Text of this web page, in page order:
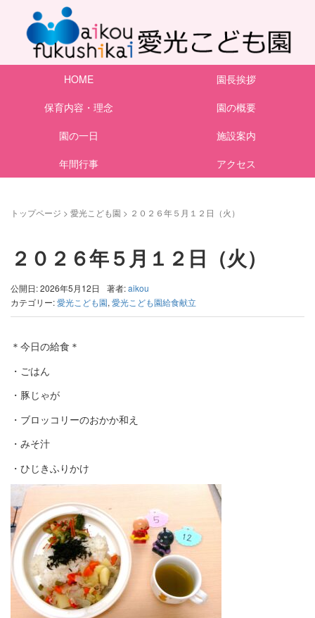
HOME
園長挨拶
保育内容・理念
園の概要
園の一日
施設案内
年間行事
アクセス
トップページ > 愛光こども園 > ２０２６年５月１２日（火）
２０２６年５月１２日（火）
公開日: 2026年5月12日 著者:aikou
カテゴリー:愛光こども園, 愛光こども園給食献立
＊今日の給食＊
・ごはん
・豚じゃが
・ブロッコリーのおかか和え
・みそ汁
・ひじきふりかけ